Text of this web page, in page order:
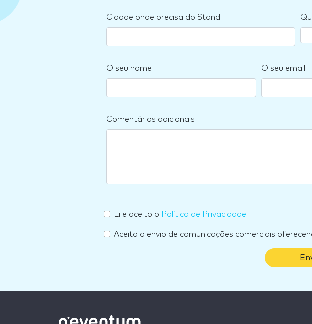
Cidade onde precisa do Stand
O seu nome O seu email
Comentários adicionais
Li e aceito o Política de Privacidade.
Aceito o envio de comunicações comerciais